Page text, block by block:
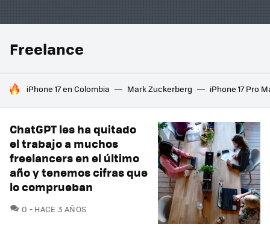
Freelance
HOY SE HABLA DE
iPhone 17 en Colombia Mark Zuckerberg iPhone 17 Pro
ChatGPT les ha quitado
el trabajo a muchos
freelancers en el último
año y tenemos cifras que
lo comprueban
0 COMENTARIOS
HACE 3 AÑOS